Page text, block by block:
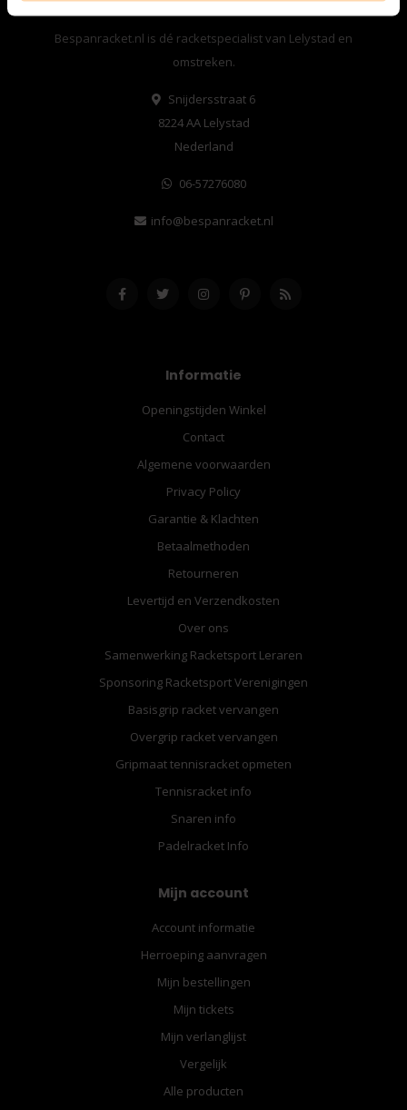
Bespanracket.nl is dé racketspecialist van Lelystad en
omstreken.
Snijdersstraat 6
8224 AA Lelystad
Nederland
06-57276080
info@bespanracket.nl
Informatie
Openingstijden Winkel
Contact
Algemene voorwaarden
Privacy Policy
Garantie & Klachten
Betaalmethoden
Retourneren
Levertijd en Verzendkosten
Over ons
Samenwerking Racketsport Leraren
Sponsoring Racketsport Verenigingen
Basisgrip racket vervangen
Overgrip racket vervangen
Gripmaat tennisracket opmeten
Tennisracket info
Snaren info
Padelracket Info
Mijn account
Account informatie
Herroeping aanvragen
Mijn bestellingen
Mijn tickets
Mijn verlanglijst
Vergelijk
Alle producten